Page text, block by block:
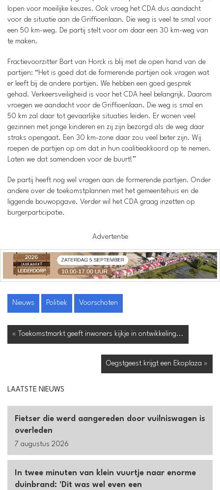
lopen voor moeilijke keuzes. Ook vroeg het CDA dus aandacht
voor de situatie aan de Griffioenlaan. Die weg is veel te smal voor
een 50 km-weg. De partij stelt voor om daar een 30 km-weg van
te maken.
Fractievoorzitter Bart van Horck is blij met de open hand van de
partijen: “Het is goed dat de formerende partijen ook vragen wat
er leeft bij de andere partijen. We hebben een goed gesprek
gehad. Verkeersveiligheid is voor het CDA heel belangrijk. Daarom
vroegen we aandacht voor de Griffioenlaan. Die weg is smal en
50 km zal daar tot gevaarlijke situaties leiden. Er wonen veel
gezinnen met jonge kinderen en zij zijn bezorgd als de weg daar
straks opengaat. Een 30 km-zone daar zou veel beter zijn. Wij
roepen de partijen op om dat in hun coalitieakkoord op te nemen.
Laten we dat samendoen voor de buurt!”
De partij heeft nog wel vragen aan de formerende partijen. Onder
andere over de toekomstplannen met het gemeentehuis en de
liggende bouwopgave. Verder wil het CDA graag inzetten op
burgerparticipatie.
Advertentie
Nieuws Politiek Voorschoten
« Toekomstmarkt geeft inwoners kijkje in ontwikkeling...
Oegstgeest krijgt een Ekoplaza »
LAATSTE NIEUWS
Fietser die werd aangereden door vuilniswagen is
overleden
7 augustus 2026
In twee minuten van klein vuurtje naar enorme
duinbrand: 'Dit was wel even een